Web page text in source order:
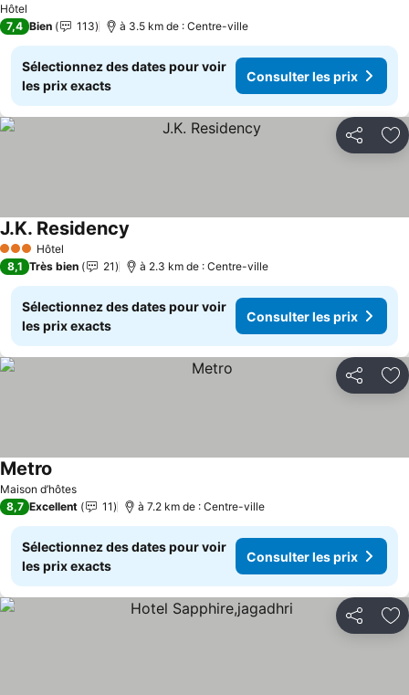
Hôtel
7,4 Bien 113 à 3.5 km de : Centre-ville
Sélectionnez des dates pour voir
les prix exacts
Consulter les prix
Partager
3 ÉtoilesHôtel
J.K. Residency
8,1 Très bien 21 à 2.3 km de : Centre-ville
Sélectionnez des dates pour voir
les prix exacts
Consulter les prix
Partager
Maison d’hôtes
Metro
8,7 Excellent 11 à 7.2 km de : Centre-ville
Sélectionnez des dates pour voir
les prix exacts
Consulter les prix
Partager